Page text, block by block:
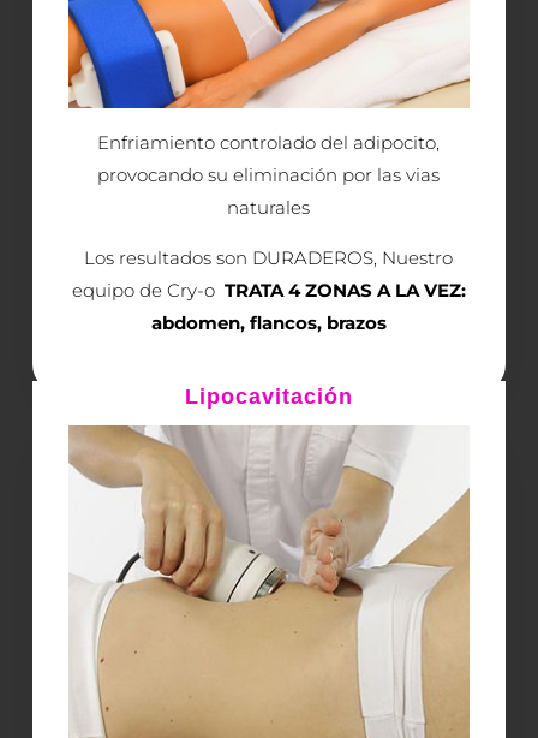
Enfriamiento controlado del adipocito,
provocando su eliminación por las vias
naturales
Los resultados son DURADEROS, Nuestro
equipo de Cry-o TRATA 4 ZONAS A LA VEZ:
abdomen, flancos, brazos
Quiero saber más
Lipocavitación